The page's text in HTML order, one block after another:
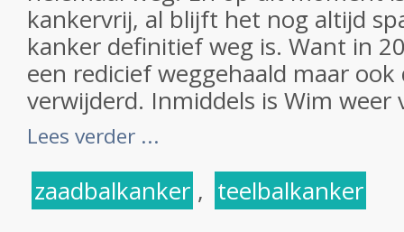
kankervrij, al blijft het nog altijd
kanker definitief weg is. Want in
een redicief weggehaald maar ook
verwijderd. Inmiddels is Wim weer
Lees verder ...
zaadbalkanker , teelbalkanker